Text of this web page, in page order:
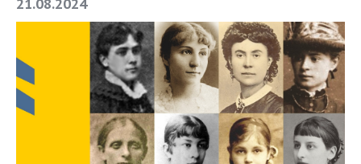
СТРУКТУРА
Президія НАН України
Апарат Президії
Секція фізико-технічних і математичних